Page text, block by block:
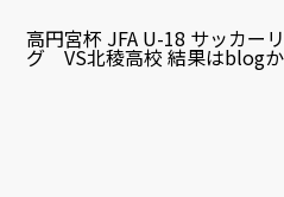
高円宮杯 JFA U-18 サッカー
グ VS北稜高校 結果はblog